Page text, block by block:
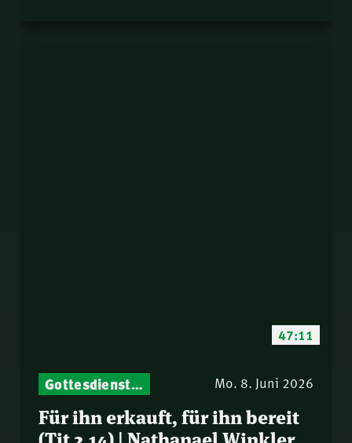
47:11
Gottesdienst-Botschaften – Jeden Sonntag neu: Aktuelle Predigten vom Mitternachtsruf Mo. 8. Juni 2026
Für ihn erkauft, für ihn bereit